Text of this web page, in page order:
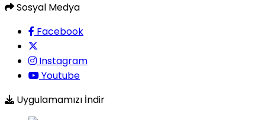
Sosyal Medya
Facebook
Instagram
Youtube
Uygulamamızı İndir